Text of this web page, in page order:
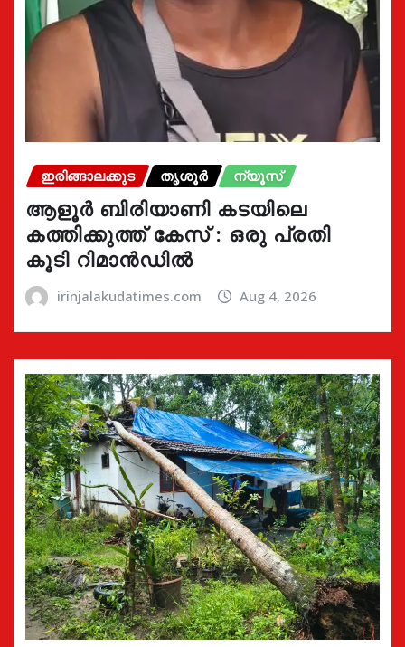
ഇരിങ്ങാലക്കുട തൃശൂർ ന്യൂസ്
ആളൂർ ബിരിയാണി കടയിലെ
കത്തിക്കുത്ത് കേസ് : ഒരു പ്രതി
കൂടി റിമാൻഡിൽ
irinjalakudatimes.com Aug 4, 2026